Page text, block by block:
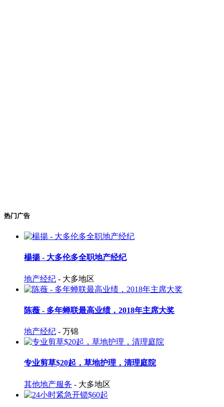
热门广告
楊揚 - 大多伦多全职地产经纪
地产经纪 - 大多地区
陈薇 - 多年蝉联最高业绩，2018年主席大奖
地产经纪 - 万锦
专业剪草$20起，草地护理，清理庭院
其他地产服务 - 大多地区